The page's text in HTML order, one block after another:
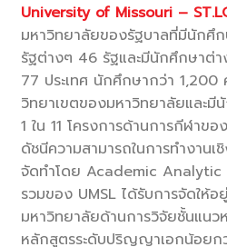
University of Missouri –
มหาวิทยาลัยของรัฐบาลที่มีนักศึ
รัฐต่างๆ 46 รัฐและมีนักศึกษาต่
77 ประเทศ นักศึกษากว่า
วิทยาเขตของมหาวิทยาลัยและมี
1 ใน 11 โครงการด้านการกีฬาข
ดัชนีความสามารถในการทำงาน
จัดทำโดย Academic Analytic
รวมของ UMSL ได้รับการจัดให้
มหาวิทยาลัยด้านการวิจัยชั้นแนว
หลักสูตรระดับปริญญาเอกน้อยก